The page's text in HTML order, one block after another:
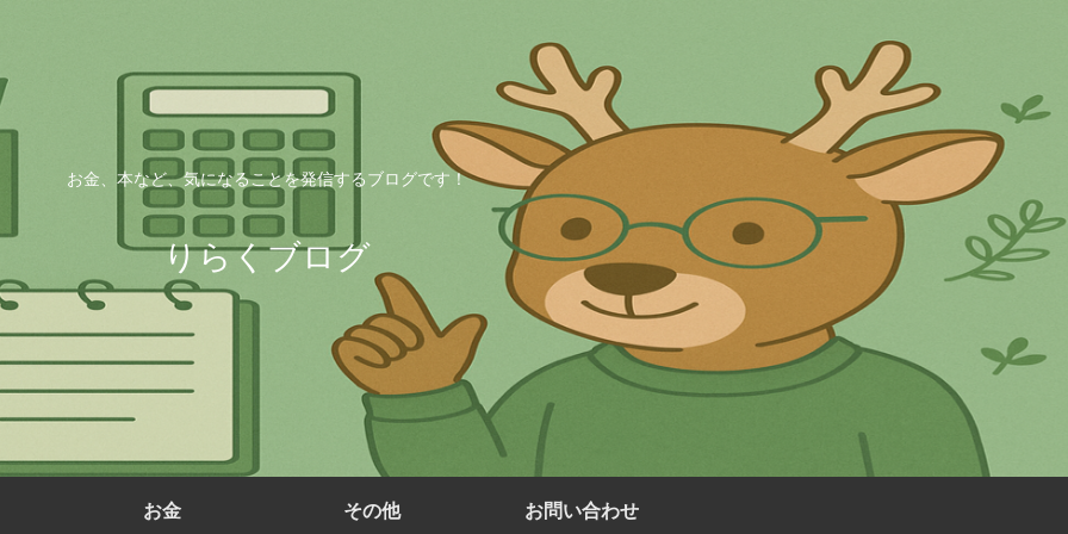
お金、本など、気になることを発信するブログです！
りらくブログ
お金 その他 お問い合わせ